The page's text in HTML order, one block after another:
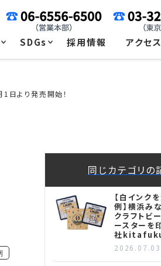
SDGs 採用情報 アクセス
日より発売開始！
同じカテゴリの
【白インク
例】横浜み
クラフトビ
ースターを
社
2026.07.03